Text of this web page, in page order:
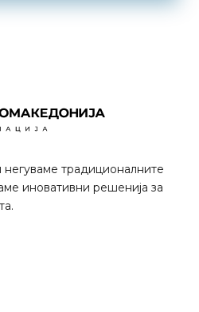
негуваме традиционалните
иновативни решенија за